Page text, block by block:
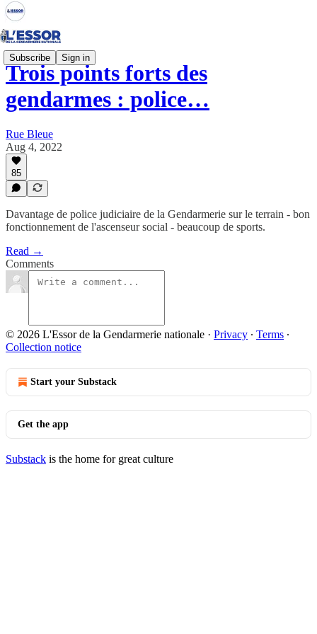
Subscribe Sign in
Trois points forts des
gendarmes : police…
Rue Bleue
Aug 4, 2022
85
Davantage de police judiciaire de la Gendarmerie sur le terrain - bon
fonctionnement de l'ascenseur social - beaucoup de sports.
Read →
Comments
© 2026 L'Essor de la Gendarmerie nationale · Privacy ∙ Terms ∙
Collection notice
Start your Substack
Get the app
Substack is the home for great culture